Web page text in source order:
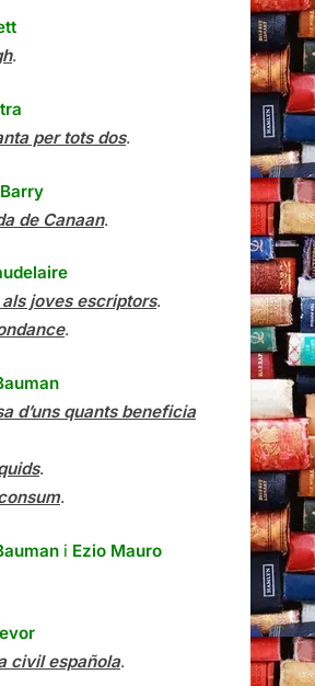
.
per tots dos.
de Canaan.
als joves escriptors.
.
d’uns quants beneficia
.
.
i Ezio Mauro
civil española.